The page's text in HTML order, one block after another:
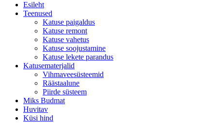
Esileht
Teenused
Katuse paigaldus
Katuse remont
Katuse vahetus
Katuse soojustamine
Katuse lekete parandus
Katusematerjalid
Vihmaveesüsteemid
Räästaalune
Piirde süsteem
Miks Budmat
Huvitav
Küsi hind